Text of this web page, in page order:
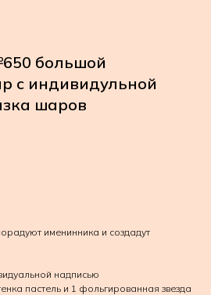
большой
с индивидульной
шаров
именинника и создадут
надписью
пастель и 1 фольгированная звезда